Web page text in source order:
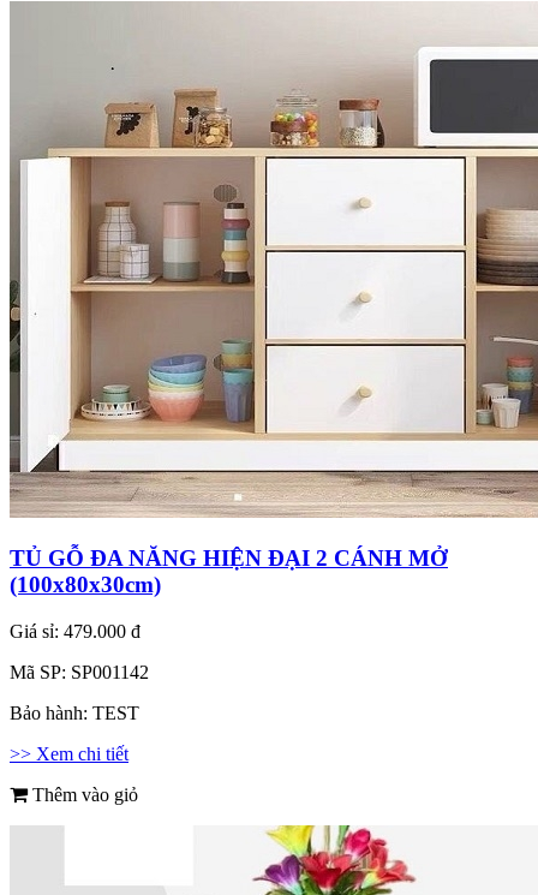
TỦ GỖ ĐA NĂNG HIỆN ĐẠI 2 CÁNH MỞ
(100x80x30cm)
Giá sỉ: 479.000 đ
Mã SP: SP001142
Bảo hành: TEST
>> Xem chi tiết
Thêm vào giỏ